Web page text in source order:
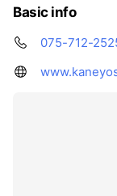
Basic info
075-712-